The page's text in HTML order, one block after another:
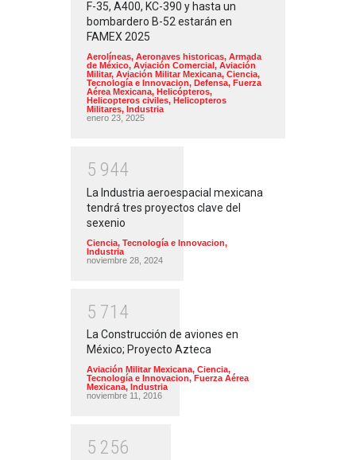
F-35, A400, KC-390 y hasta un
bombardero B-52 estarán en
FAMEX 2025
Aerolíneas, Aeronaves historicas, Armada
de México, Aviación Comercial, Aviación
Militar, Aviación Militar Mexicana, Ciencia,
Tecnología e Innovacion, Defensa, Fuerza
Aérea Mexicana, Helicópteros,
Helicopteros civiles, Helicopteros
Militares, Industria
enero 23, 2025
5 944
La Industria aeroespacial mexicana
tendrá tres proyectos clave del
sexenio
Ciencia, Tecnología e Innovacion,
Industria
noviembre 28, 2024
5 71 4
La Construcción de aviones en
México; Proyecto Azteca
Aviación Militar Mexicana, Ciencia,
Tecnología e Innovacion, Fuerza Aérea
Mexicana, Industria
noviembre 11, 2016
5 256